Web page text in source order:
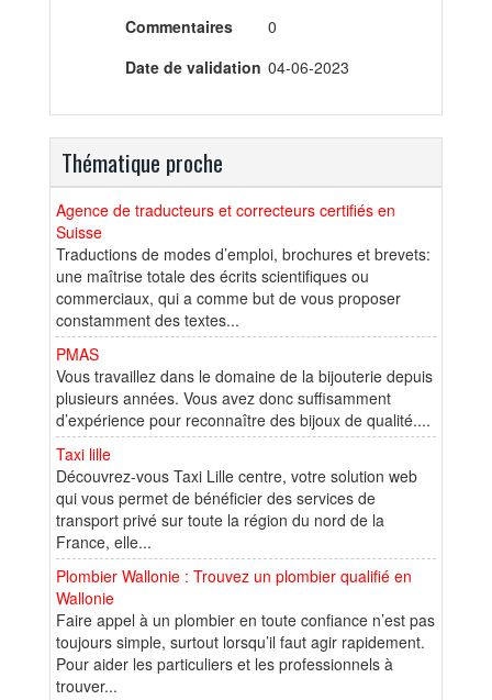
Commentaires
0
Date de validation 04-06-2023
Thématique proche
Agence de traducteurs et correcteurs certifiés en
Suisse
Traductions de modes d’emploi, brochures et brevets:
une maîtrise totale des écrits scientifiques ou
commerciaux, qui a comme but de vous proposer
constamment des textes...
PMAS
Vous travaillez dans le domaine de la bijouterie depuis
plusieurs années. Vous avez donc suffisamment
d’expérience pour reconnaître des bijoux de qualité....
Taxi lille
Découvrez-vous Taxi Lille centre, votre solution web
qui vous permet de bénéficier des services de
transport privé sur toute la région du nord de la
France, elle...
Plombier Wallonie : Trouvez un plombier qualifié en
Wallonie
Faire appel à un plombier en toute confiance n’est pas
toujours simple, surtout lorsqu’il faut agir rapidement.
Pour aider les particuliers et les professionnels à
trouver...